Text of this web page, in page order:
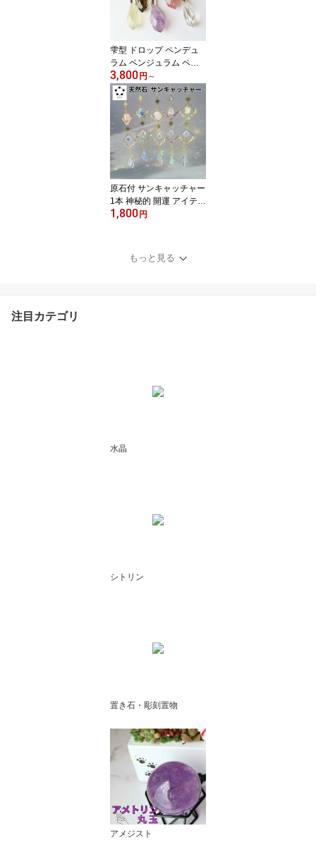
雫型 ドロップ ペンデュ
ラム ペンジュラム ペン
ダント 兼用 天然石 1本
アメジスト 水晶 シトリ
ン スモーキークォーツ
パワーストーン ダウンジ
ング 天然水晶 紫水晶 黄
水晶 プレゼント 贈り物
本物 占い 振り子
3,800円 ～
原石付 サンキャッチャー
1本 神秘的 開運 アイテム
1本 キラキラ レインボー
プレゼント 贈り物 風水
虹 光 窓辺 インテリア 家
1,800円
もっと見る
注目カテゴリ
水晶
シトリン
置き石・彫刻置物
アメジスト